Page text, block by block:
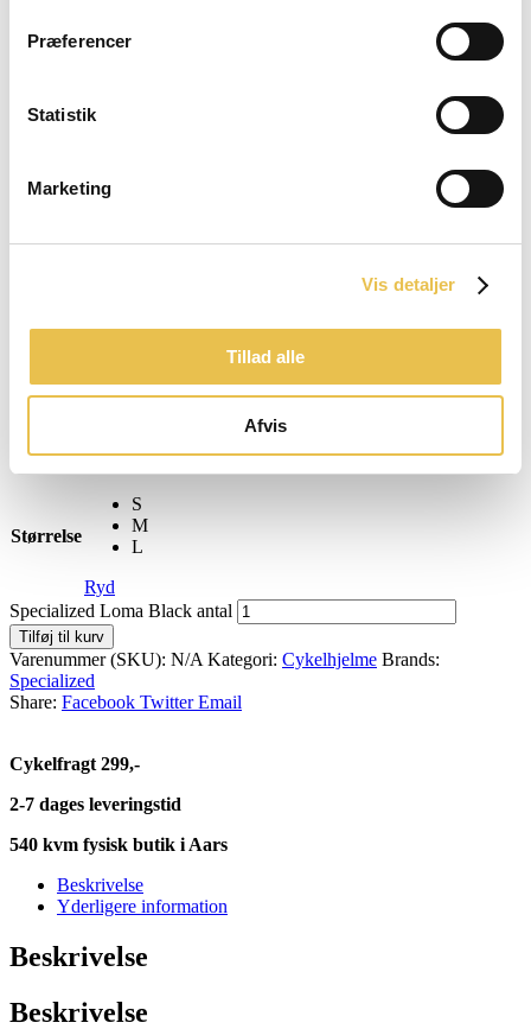
Præferencer
Statistik
Marketing
Vis detaljer
Tillad alle
Afvis
På lager
Specialized Loma Black
Specialized Loma Black har et Mips Essential Core lavt-friktionslag,
der tillader en glidende bevægelse på 10 til 15 mm i alle retninger.
Størrelse
S
M
L
Ryd
Specialized Loma Black antal
Tilføj til kurv
Varenummer (SKU): N/A Kategori: Cykelhjelme Brands:
Specialized
Share: Facebook Twitter Email
Cykelfragt 299,-
2-7 dages leveringstid
540 kvm fysisk butik i Aars
Beskrivelse
Yderligere information
Beskrivelse
Beskrivelse